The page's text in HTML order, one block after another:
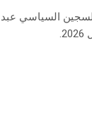
السياسي